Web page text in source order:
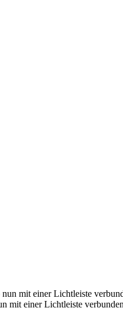
mit einer Lichtleiste